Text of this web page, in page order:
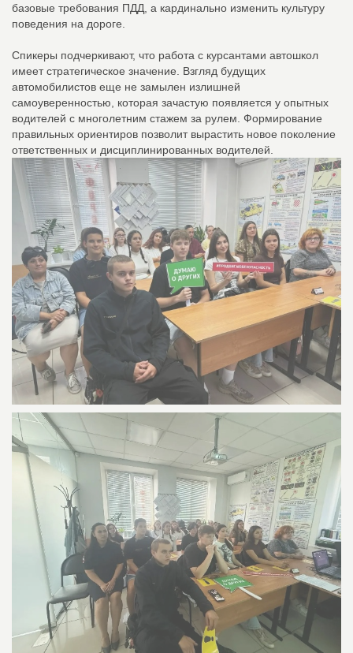
базовые требования ПДД, а кардинально изменить культуру
поведения на дороге.
Спикеры подчеркивают, что работа с курсантами автошкол
имеет стратегическое значение. Взгляд будущих
автомобилистов еще не замылен излишней
самоуверенностью, которая зачастую появляется у опытных
водителей с многолетним стажем за рулем. Формирование
правильных ориентиров позволит вырастить новое поколение
ответственных и дисциплинированных водителей.